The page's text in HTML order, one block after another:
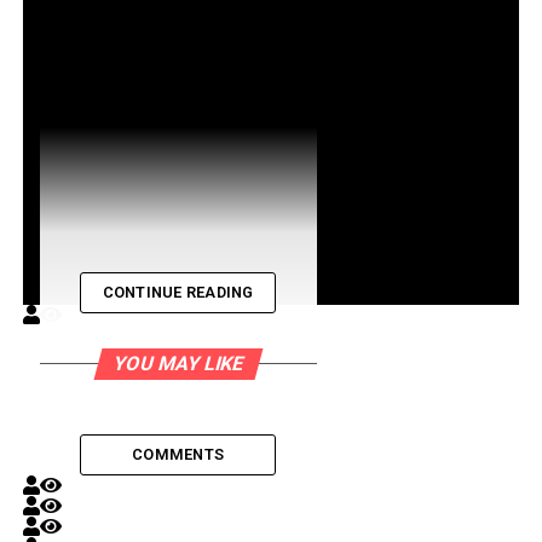
admin
CONTINUE READING
YOU MAY LIKE
COMMENTS